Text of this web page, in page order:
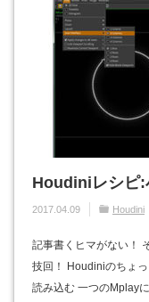
Houdiniレシピ:
2017.04.09 Houdini
記事書くヒマがない！
技回！ Houdiniのちょ
読み込む 一つのMplay